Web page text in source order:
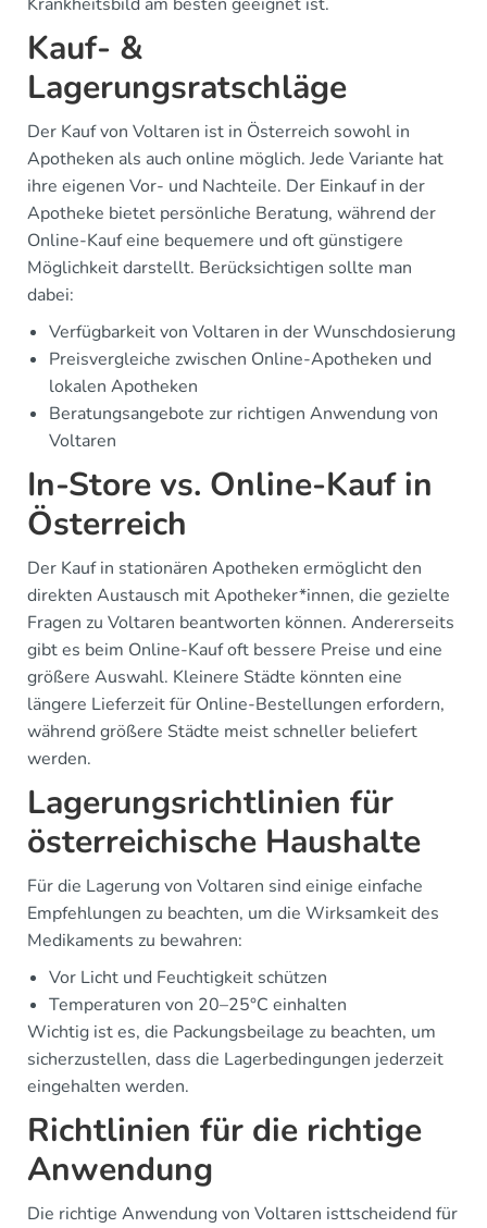
Kauf- &
Lagerungsratschläge
Der Kauf von Voltaren ist in Österreich sowohl in
Apotheken als auch online möglich. Jede Variante hat
ihre eigenen Vor- und Nachteile. Der Einkauf in der
Apotheke bietet persönliche Beratung, während der
Online-Kauf eine bequemere und oft günstigere
Möglichkeit darstellt. Berücksichtigen sollte man
dabei:
Verfügbarkeit von Voltaren in der Wunschdosierung
Preisvergleiche zwischen Online-Apotheken und
lokalen Apotheken
Beratungsangebote zur richtigen Anwendung von
Voltaren
In-Store vs. Online-Kauf in
Österreich
Der Kauf in stationären Apotheken ermöglicht den
direkten Austausch mit Apotheker*innen, die gezielte
Fragen zu Voltaren beantworten können. Andererseits
gibt es beim Online-Kauf oft bessere Preise und eine
größere Auswahl. Kleinere Städte könnten eine
längere Lieferzeit für Online-Bestellungen erfordern,
während größere Städte meist schneller beliefert
werden.
Lagerungsrichtlinien für
österreichische Haushalte
Für die Lagerung von Voltaren sind einige einfache
Empfehlungen zu beachten, um die Wirksamkeit des
Medikaments zu bewahren:
Vor Licht und Feuchtigkeit schützen
Temperaturen von 20–25°C einhalten
Wichtig ist es, die Packungsbeilage zu beachten, um
sicherzustellen, dass die Lagerbedingungen jederzeit
eingehalten werden.
Richtlinien für die richtige
Anwendung
Die richtige Anwendung von Voltaren isttscheidend für